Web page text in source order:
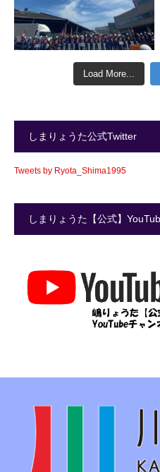
Load More...
しまりょうた公式Twitter
Tweets by Ryota_Shima1995
しまりょうた【公式】